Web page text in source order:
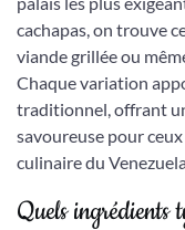
cachapas, on trouve
viande grillée ou
Chaque variation
traditionnel, offrant
savoureuse pour
culinaire du
Quels ingrédients